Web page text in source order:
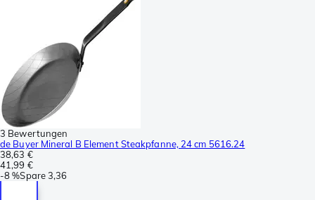
3 Bewertungen
de Buyer Mineral B Element Steakpfanne, 24 cm 5616.24
38,63 €
41,99 €
-8 %Spare3,36